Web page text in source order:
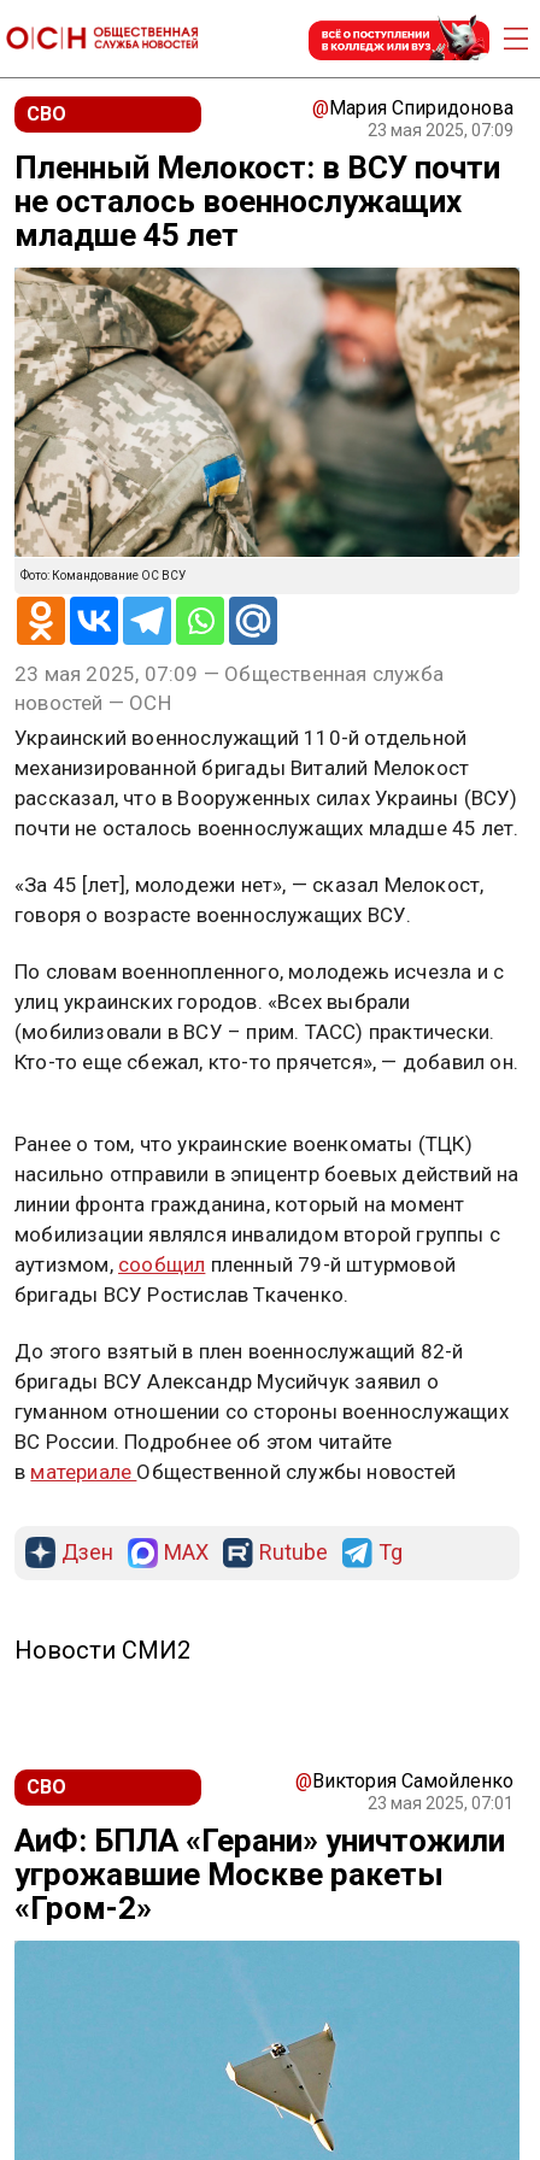
СВО @Мария Спиридонова
23 мая 2025, 07:09
Пленный Мелокост: в ВСУ почти
не осталось военнослужащих
младше 45 лет
Фото: Командование ОС ВСУ
23 мая 2025, 07:09 — Общественная служба
новостей — ОСН
Украинский военнослужащий 110-й отдельной
механизированной бригады Виталий Мелокост
рассказал, что в Вооруженных силах Украины (ВСУ)
почти не осталось военнослужащих младше 45 лет.
«За 45 [лет], молодежи нет», — сказал Мелокост,
говоря о возрасте военнослужащих ВСУ.
По словам военнопленного, молодежь исчезла и с
улиц украинских городов. «Всех выбрали
(мобилизовали в ВСУ – прим. ТАСС) практически.
Кто-то еще сбежал, кто-то прячется», — добавил он.
Ранее о том, что украинские военкоматы (ТЦК)
насильно отправили в эпицентр боевых действий на
линии фронта гражданина, который на момент
мобилизации являлся инвалидом второй группы с
аутизмом, сообщил пленный 79-й штурмовой
бригады ВСУ Ростислав Ткаченко.
До этого взятый в плен военнослужащий 82-й
бригады ВСУ Александр Мусийчук заявил о
гуманном отношении со стороны военнослужащих
ВС России. Подробнее об этом читайте
в материале Общественной службы новостей
Дзен MAX Rutube Tg
Новости СМИ2
СВО @Виктория Самойленко
23 мая 2025, 07:01
АиФ: БПЛА «Герани» уничтожили
угрожавшие Москве ракеты
«Гром-2»